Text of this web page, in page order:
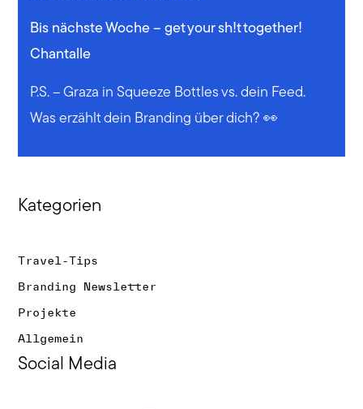
Bis nächste Woche – get your sh!t together!
Chantalle
P.S. – Graza in Squeeze Bottles vs. dein Feed.
Was erzählt dein Branding über dich? 👀
Kategorien
Travel-Tips
Branding Newsletter
Projekte
Allgemein
Social Media